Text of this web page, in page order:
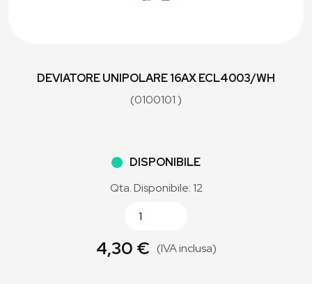
DEVIATORE UNIPOLARE 16AX ECL4003/WH
(0100101 )
DISPONIBILE
Qta. Disponibile: 12
4,30 € (IVA inclusa)